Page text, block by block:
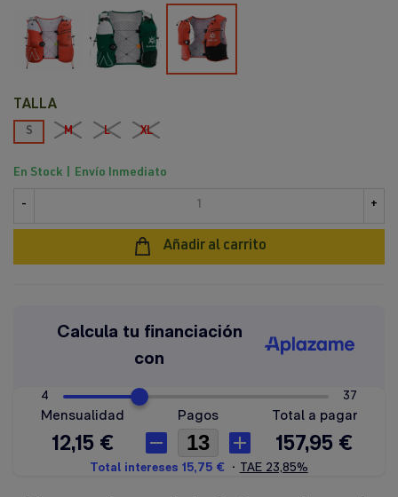
Verde
TALLA
S M L XL
En Stock | Envío Inmediato
- +
Añadir al carrito